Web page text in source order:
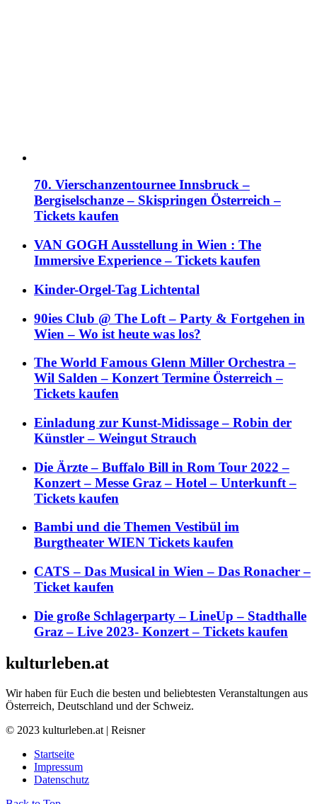
70. Vierschanzentournee Innsbruck –
Bergiselschanze – Skispringen Österreich –
Tickets kaufen
VAN GOGH Ausstellung in Wien : The
Immersive Experience – Tickets kaufen
Kinder-Orgel-Tag Lichtental
90ies Club @ The Loft – Party & Fortgehen in
Wien – Wo ist heute was los?
The World Famous Glenn Miller Orchestra –
Wil Salden – Konzert Termine Österreich –
Tickets kaufen
Einladung zur Kunst-Midissage – Robin der
Künstler – Weingut Strauch
Die Ärzte – Buffalo Bill in Rom Tour 2022 –
Konzert – Messe Graz – Hotel – Unterkunft –
Tickets kaufen
Bambi und die Themen Vestibül im
Burgtheater WIEN Tickets kaufen
CATS – Das Musical in Wien – Das Ronacher –
Ticket kaufen
Die große Schlagerparty – LineUp – Stadthalle
Graz – Live 2023- Konzert – Tickets kaufen
kulturleben.at
Wir haben für Euch die besten und beliebtesten Veranstaltungen aus
Österreich, Deutschland und der Schweiz.
© 2023 kulturleben.at | Reisner
Startseite
Impressum
Datenschutz